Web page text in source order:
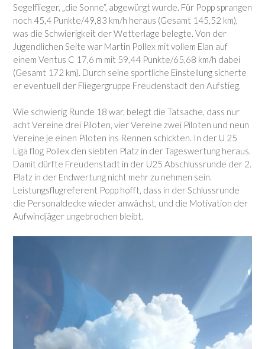
Segelflieger, „die Sonne“, abgewürgt wurde. Für Popp sprangen
noch 45,4 Punkte/49,83 km/h heraus (Gesamt 145,52 km),
was die Schwierigkeit der Wetterlage belegte. Von der
Jugendlichen Seite war Martin Pollex mit vollem Elan auf
einem Ventus C 17,6 m mit 59,44 Punkte/65,68 km/h dabei
(Gesamt 172 km). Durch seine sportliche Einstellung sicherte
er eventuell der Fliegergruppe Freudenstadt den Aufstieg.
Wie schwierig Runde 18 war, belegt die Tatsache, dass nur
acht Vereine drei Piloten, vier Vereine zwei Piloten und neun
Vereine je einen Piloten ins Rennen schickten. In der U 25
Liga flog Pollex den siebten Platz in der Tageswertung heraus.
Damit dürfte Freudenstadt in der U25 Abschlussrunde der 2.
Platz in der Endwertung nicht mehr zu nehmen sein.
Leistungsflugreferent Popp hofft, dass in der Schlussrunde
die Personaldecke wieder anwächst, und die Motivation der
Aufwindjäger ungebrochen bleibt.